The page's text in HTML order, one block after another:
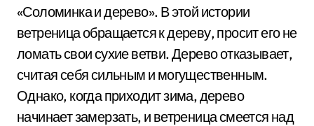
«Соломинка и дерево». В этой истории
ветреница обращается к дереву, просит его не
ломать свои сухие ветви. Дерево отказывает,
считая себя сильным и могущественным.
Однако, когда приходит зима, дерево
начинает замерзать, и ветреница смеется над